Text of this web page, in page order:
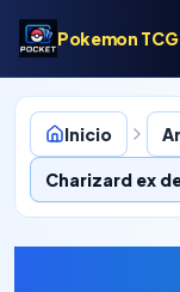
Pokemon
Inicio
Charizard ex